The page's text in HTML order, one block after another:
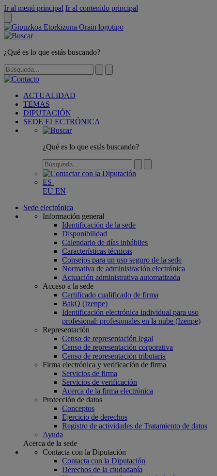
Ir al menú principal Ir al contenido principal
¿Qué es lo que estás buscando?
ACTUALIDAD
TEMAS
DIPUTACIÓN
SEDE ELECTRÓNICA
¿Qué es lo que estás buscando?
ES
EU EN
Sede electrónica
Información general
Identificación de la sede
Disponibilidad
Calendario de días inhábiles
Características técnicas
Consejos para un uso seguro de la sede
Normativa de administración electrónica
Actuación administrativa automatizada
Acceso a la sede
Certificado cualificado de firma
BakQ (Izenpe)
Identificación electrónica individual para uso
profesional: profesionales en la nube (Izenpe)
Representación
Censo de representación legal
Censo de representación corporativa
Censo de representación tributaria
Firma electrónica y verificación de firma
Servicios de firma
Servicios de verificación
Acerca de la firma electrónica
Protección de datos
Conceptos
Ejercicio de derechos
Registro de actividades de Tratamiento de datos
Ayuda
Acerca de la sede
Contacta con la Diputación
Contacta con la Diputación
Derechos de la ciudadanía